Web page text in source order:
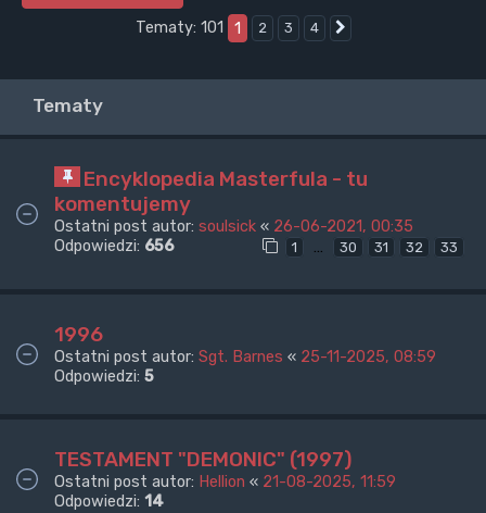
Tematy: 101
1 2 3 4
Tematy
Encyklopedia Masterfula - tu
komentujemy
Ostatni post autor: soulsick « 26-06-2021, 00:35
Odpowiedzi: 656 1 … 30 31 32 33
1996
Ostatni post autor: Sgt. Barnes « 25-11-2025, 08:59
Odpowiedzi: 5
TESTAMENT "DEMONIC" (1997)
Ostatni post autor: Hellion « 21-08-2025, 11:59
Odpowiedzi: 14